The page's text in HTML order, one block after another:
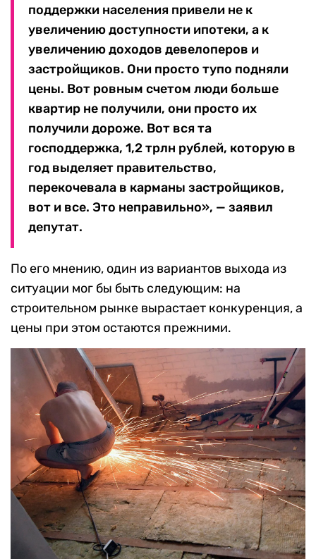
поддержки населения привели не к
увеличению доступности ипотеки, а к
увеличению доходов девелоперов и
застройщиков. Они просто тупо подняли
цены. Вот ровным счетом люди больше
квартир не получили, они просто их
получили дороже. Вот вся та
господдержка, 1,2 трлн рублей, которую в
год выделяет правительство,
перекочевала в карманы застройщиков,
вот и все. Это неправильно», — заявил
депутат.
По его мнению, один из вариантов выхода из
ситуации мог бы быть следующим: на
строительном рынке вырастает конкуренция, а
цены при этом остаются прежними.